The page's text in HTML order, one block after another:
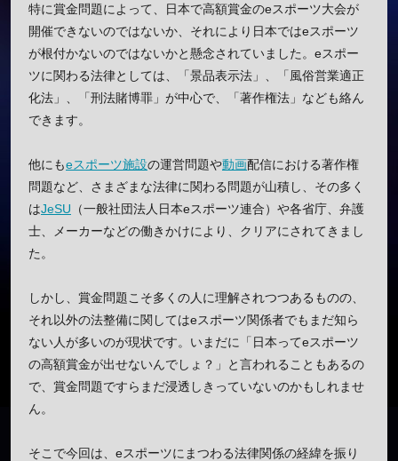
特に賞金問題によって、日本で高額賞金のeスポーツ大会が
開催できないのではないか、それにより日本ではeスポーツ
が根付かないのではないかと懸念されていました。eスポー
ツに関わる法律としては、「景品表示法」、「風俗営業適正
化法」、「刑法賭博罪」が中心で、「著作権法」なども絡ん
できます。
他にもeスポーツ施設の運営問題や動画配信における著作権
問題など、さまざまな法律に関わる問題が山積し、その多く
はJeSU （一般社団法人日本eスポーツ連合）や各省庁、弁護
士、メーカーなどの働きかけにより、クリアにされてきまし
た。
しかし、賞金問題こそ多くの人に理解されつつあるものの、
それ以外の法整備に関してはeスポーツ関係者でもまだ知ら
ない人が多いのが現状です。いまだに「日本ってeスポーツ
の高額賞金が出せないんでしょ？」と言われることもあるの
で、賞金問題ですらまだ浸透しきっていないのかもしれませ
ん。
そこで今回は、eスポーツにまつわる法律関係の経緯を振り